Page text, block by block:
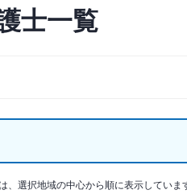
士一覧
選択地域の中心から順に表示しています